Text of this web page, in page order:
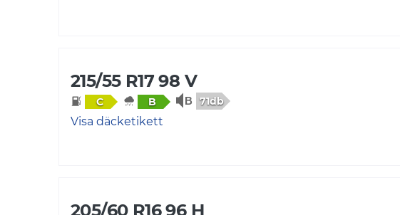
215/55 R17 98 V
C B 71db
Visa däcketikett
205/60 R16 96 H